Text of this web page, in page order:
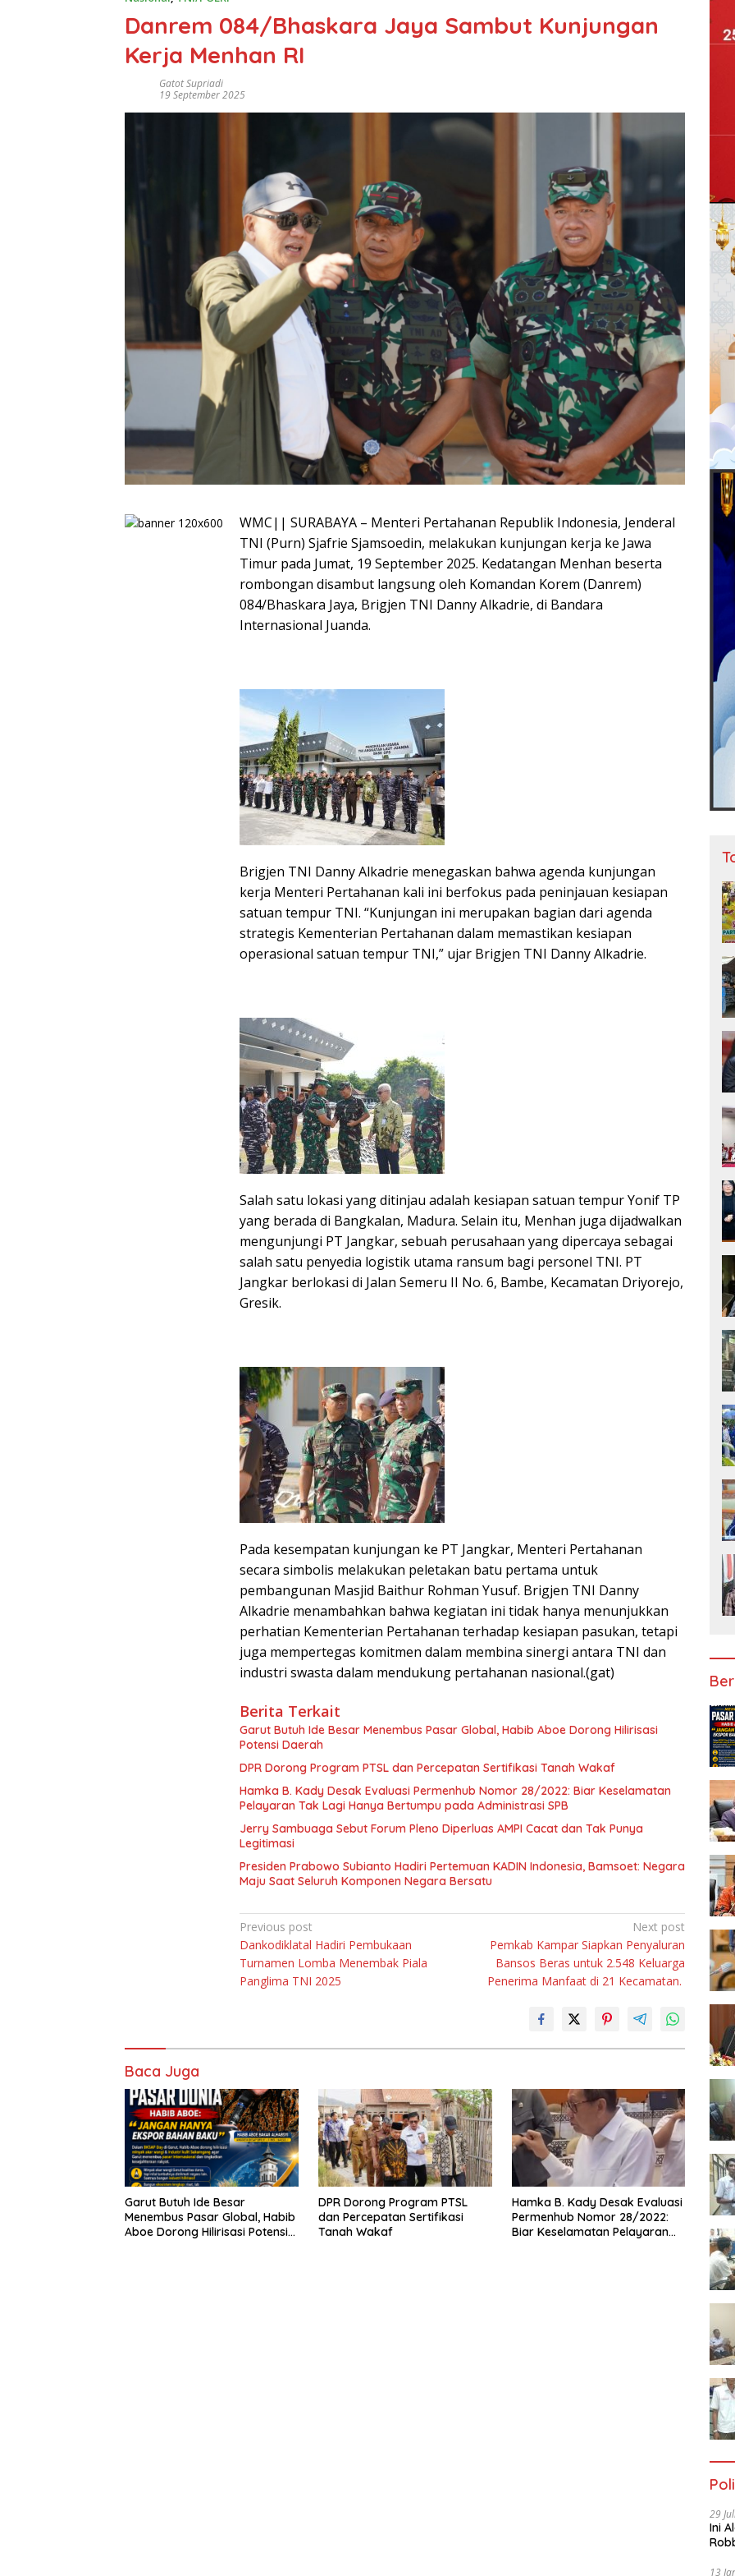
Danrem 084/Bhaskara Jaya Sambut Kunjungan
Kerja Menhan RI
Gatot Supriadi
19 September 2025
WMC|| SURABAYA – Menteri Pertahanan Republik Indonesia, Jenderal
TNI (Purn) Sjafrie Sjamsoedin, melakukan kunjungan kerja ke Jawa
Timur pada Jumat, 19 September 2025. Kedatangan Menhan beserta
rombongan disambut langsung oleh Komandan Korem (Danrem)
084/Bhaskara Jaya, Brigjen TNI Danny Alkadrie, di Bandara
Internasional Juanda.
Brigjen TNI Danny Alkadrie menegaskan bahwa agenda kunjungan
kerja Menteri Pertahanan kali ini berfokus pada peninjauan kesiapan
satuan tempur TNI. “Kunjungan ini merupakan bagian dari agenda
strategis Kementerian Pertahanan dalam memastikan kesiapan
operasional satuan tempur TNI,” ujar Brigjen TNI Danny Alkadrie.
Salah satu lokasi yang ditinjau adalah kesiapan satuan tempur Yonif TP
yang berada di Bangkalan, Madura. Selain itu, Menhan juga dijadwalkan
mengunjungi PT Jangkar, sebuah perusahaan yang dipercaya sebagai
salah satu penyedia logistik utama ransum bagi personel TNI. PT
Jangkar berlokasi di Jalan Semeru II No. 6, Bambe, Kecamatan Driyorejo,
Gresik.
Pada kesempatan kunjungan ke PT Jangkar, Menteri Pertahanan
secara simbolis melakukan peletakan batu pertama untuk
pembangunan Masjid Baithur Rohman Yusuf. Brigjen TNI Danny
Alkadrie menambahkan bahwa kegiatan ini tidak hanya menunjukkan
perhatian Kementerian Pertahanan terhadap kesiapan pasukan, tetapi
juga mempertegas komitmen dalam membina sinergi antara TNI dan
industri swasta dalam mendukung pertahanan nasional.(gat)
Berita Terkait
Garut Butuh Ide Besar Menembus Pasar Global, Habib Aboe Dorong Hilirisasi
Potensi Daerah
DPR Dorong Program PTSL dan Percepatan Sertifikasi Tanah Wakaf
Hamka B. Kady Desak Evaluasi Permenhub Nomor 28/2022: Biar Keselamatan
Pelayaran Tak Lagi Hanya Bertumpu pada Administrasi SPB
Jerry Sambuaga Sebut Forum Pleno Diperluas AMPI Cacat dan Tak Punya
Legitimasi
Presiden Prabowo Subianto Hadiri Pertemuan KADIN Indonesia, Bamsoet: Negara
Maju Saat Seluruh Komponen Negara Bersatu
Navigasi
pos
Previous post
Dankodiklatal Hadiri Pembukaan
Turnamen Lomba Menembak Piala
Panglima TNI 2025
Next post
Pemkab Kampar Siapkan Penyaluran
Bansos Beras untuk 2.548 Keluarga
Penerima Manfaat di 21 Kecamatan.
Baca Juga
Garut Butuh Ide Besar
Menembus Pasar Global, Habib
Aboe Dorong Hilirisasi Potensi
DPR Dorong Program PTSL
dan Percepatan Sertifikasi
Tanah Wakaf
Hamka B. Kady Desak Evaluasi
Permenhub Nomor 28/2022:
Biar Keselamatan Pelayaran
29
Ini
13